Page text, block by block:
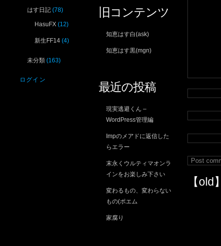
【old
旧コンテンツ
知恵はす白(ask)
知恵はす黒(mgn)
最近の投稿
現実逃避くん –
WordPress管理編
Impのメアドに返信した
らエラー
末永くウルティマオンラ
インをお楽しみ下さい
変わるもの、変わらない
もの(ポエム
家腐り
はす日記 (78)
HasuFX (12)
新生FF14 (4)
未分類 (163)
ログイン